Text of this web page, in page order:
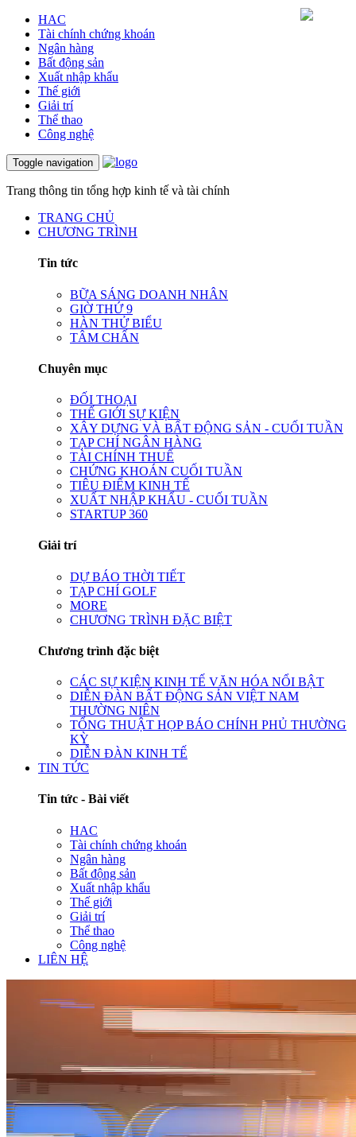
HAC
Tài chính chứng khoán
Ngân hàng
Bất động sản
Xuất nhập khẩu
Thế giới
Giải trí
Thể thao
Công nghệ
Toggle navigation
Trang thông tin tổng hợp kinh tế và tài chính
TRANG CHỦ
CHƯƠNG TRÌNH
Tin tức
BỮA SÁNG DOANH NHÂN
GIỜ THỨ 9
HÀN THỬ BIỂU
TÂM CHẤN
Chuyên mục
ĐỐI THOẠI
THẾ GIỚI SỰ KIỆN
XÂY DỰNG VÀ BẤT ĐỘNG SẢN - CUỐI TUẦN
TẠP CHÍ NGÂN HÀNG
TÀI CHÍNH THUẾ
CHỨNG KHOÁN CUỐI TUẦN
TIÊU ĐIỂM KINH TẾ
XUẤT NHẬP KHẨU - CUỐI TUẦN
STARTUP 360
Giải trí
DỰ BÁO THỜI TIẾT
TẠP CHÍ GOLF
MORE
CHƯƠNG TRÌNH ĐẶC BIỆT
Chương trình đặc biệt
CÁC SỰ KIỆN KINH TẾ VĂN HÓA NỔI BẬT
DIỄN ĐÀN BẤT ĐỘNG SẢN VIỆT NAM
THƯỜNG NIÊN
TỔNG THUẬT HỌP BÁO CHÍNH PHỦ THƯỜNG
KỲ
DIỄN ĐÀN KINH TẾ
TIN TỨC
Tin tức - Bài viết
HAC
Tài chính chứng khoán
Ngân hàng
Bất động sản
Xuất nhập khẩu
Thế giới
Giải trí
Thể thao
Công nghệ
LIÊN HỆ